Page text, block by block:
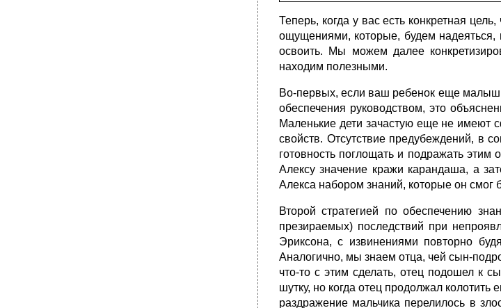
Теперь, когда у вас есть конкретная
ощущениями, которые, будем
освоить. Мы можем далее
находим полезными.
Во-первых, если ваш ребенок еще малыш
обеспечения руководством, это
Маленькие дети зачастую еще не имеют
свойств. Отсутствие предубеждений, в
готовность поглощать и подражать
Алексу значение кражи карандаша, а
Алекса набором знаний, которые он смог
Второй стратегией по обеспечению
презираемых) последствий при
Эриксона, с извинениями повторно
Аналогично, мы знаем отца, чей сын-
что-то с этим сделать, отец подошел к
шутку, но когда отец продолжал колотить
раздражение мальчика перелилось в